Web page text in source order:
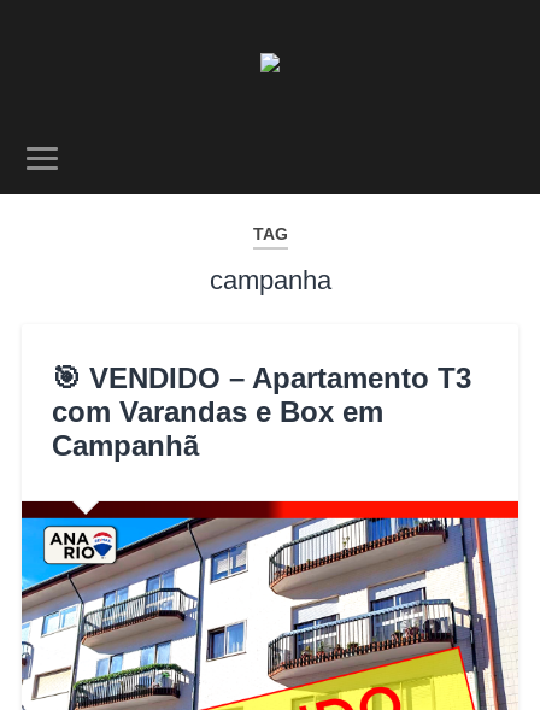
TAG
campanha
🎯 VENDIDO – Apartamento T3
com Varandas e Box em
Campanhã